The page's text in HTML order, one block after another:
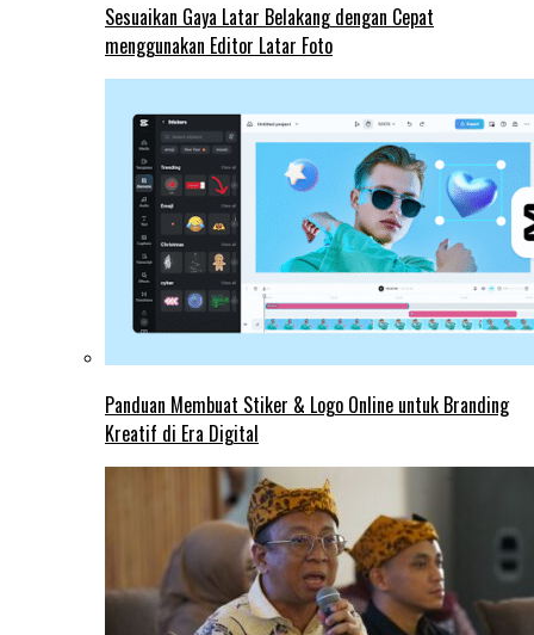
Sesuaikan Gaya Latar Belakang dengan Cepat
menggunakan Editor Latar Foto
Panduan Membuat Stiker & Logo Online untuk Branding
Kreatif di Era Digital